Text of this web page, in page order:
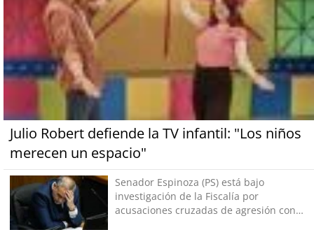
Julio Robert defiende la TV infantil: "Los niños
merecen un espacio"
Senador Espinoza (PS) está bajo
investigación de la Fiscalía por
acusaciones cruzadas de agresión con